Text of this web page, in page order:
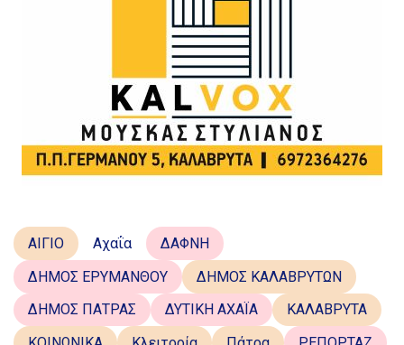
ΑΙΓΙΟ Αχαΐα
ΔΑΦΝΗ
ΔΗΜΟΣ ΕΡΥΜΑΝΘΟΥ
ΔΗΜΟΣ ΚΑΛΑΒΡΥΤΩΝ
ΔΗΜΟΣ ΠΑΤΡΑΣ
ΔΥΤΙΚΗ ΑΧΑΪΑ
ΚΑΛΑΒΡΥΤΑ